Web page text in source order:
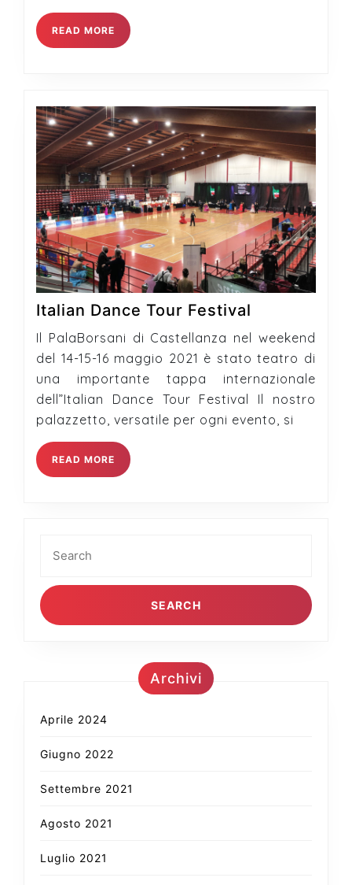
READ MORE READ
MORE
Italian Dance Tour Festival
Dance
Tour
Festival
Il PalaBorsani di Castellanza nel weekend
del 14-15-16 maggio 2021 è stato teatro di
una importante tappa internazionale
dell”Italian Dance Tour Festival Il nostro
palazzetto, versatile per ogni evento, si
READ MORE READ
MORE
for:
Archivi
Aprile 2024
Giugno 2022
Settembre 2021
Agosto 2021
Luglio 2021